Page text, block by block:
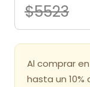
$5523
Al comprar
hasta un